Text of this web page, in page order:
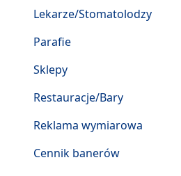
Lekarze/Stomatolodzy
Parafie
Sklepy
Restauracje/Bary
Reklama wymiarowa
Cennik banerów